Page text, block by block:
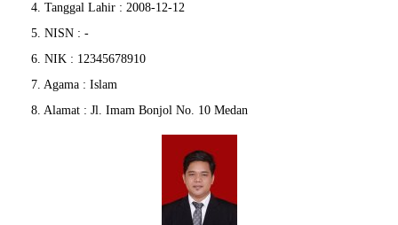
4. Tanggal Lahir : 2008-12-12
5. NISN : -
6. NIK : 12345678910
7. Agama : Islam
8. Alamat : Jl. Imam Bonjol No. 10 Medan